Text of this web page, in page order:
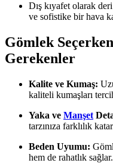
Dış kıyafet olarak
ve sofistike bir hava
Gömlek
Gerekenler
Kalite ve Kumaş:
kaliteli kumaşları
Yaka ve Manşet
tarzınıza farklılık
Beden Uyumu:
hem de rahatlık sağlar.